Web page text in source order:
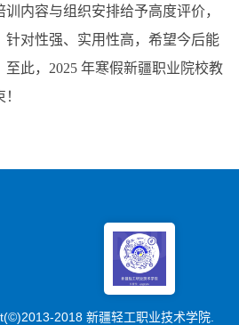
内容与组织安排给予高度评价，
针对性强、实用性高，希望今后能
此，2025 年寒假新疆职业院校教
2018 新疆轻工职业技术学院.